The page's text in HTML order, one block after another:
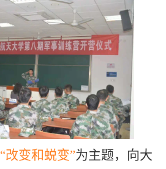
“改变和蜕变”为主题，向大